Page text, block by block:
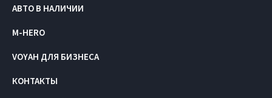
АВТО В НАЛИЧИИ
M-HERO
VOYAH ДЛЯ БИЗНЕСА
КОНТАКТЫ